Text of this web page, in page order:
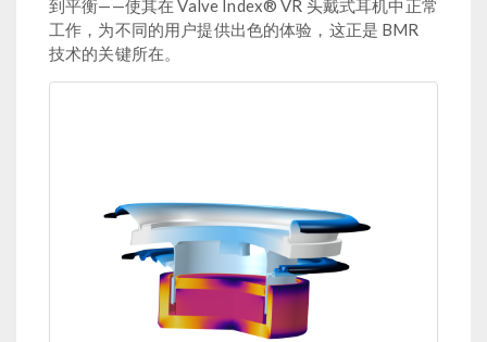
到平衡——使其在 Valve Index® VR 头戴式耳机中正常
工作，为不同的用户提供出色的体验，这正是 BMR
技术的关键所在。